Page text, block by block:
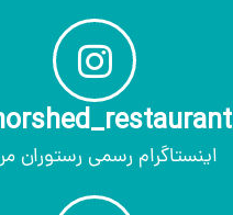
اینستاگرام رسمی رستوران